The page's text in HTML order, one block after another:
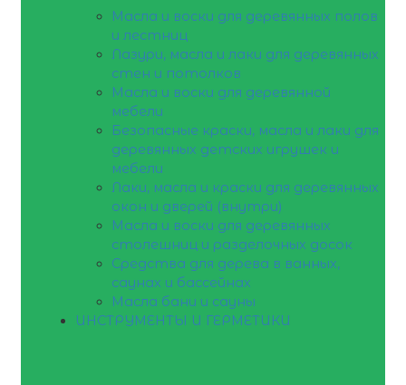
Масла и воски для деревянных полов
и лестниц
Лазури, масла и лаки для деревянных
стен и потолков
Масла и воски для деревянной
мебели
Безопасные краски, масла и лаки для
деревянных детских игрушек и
мебели
Лаки, масла и краски для деревянных
окон и дверей (внутри)
Масла и воски для деревянных
столешниц и разделочных досок
Средства для дерева в ванных,
саунах и бассейнах
Масла бани и сауны
ИНСТРУМЕНТЫ И ГЕРМЕТИКИ